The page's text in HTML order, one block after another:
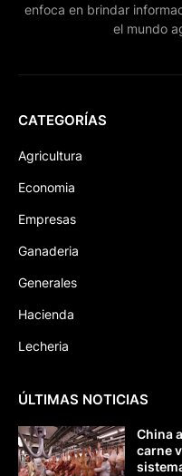
enfoca en brindar
el mundo
CATEGORÍAS
Agricultura
Economia
Empresas
Ganaderia
Generales
Hacienda
Lecheria
ÚLTIMAS NOTICIAS
China
carne